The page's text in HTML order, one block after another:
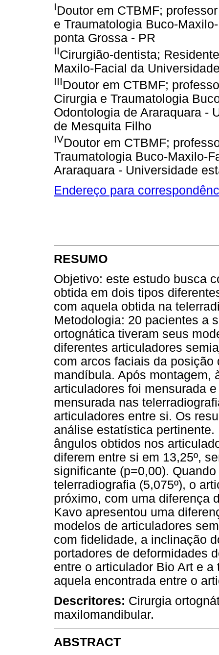
IDoutor em CTBMF;
e Traumatologia Buco-
ponta Grossa - PR
IICirurgião-dentista;
Maxilo-Facial da
IIIDoutor em CTBMF;
Cirurgia e Traumatologia
Odontologia de Araraquara -
de Mesquita Filho
IVDoutor em CTBMF;
Traumatologia Buco-Maxilo-
Araraquara - Universidade
Endereço para
RESUMO
Objetivo: este estudo busca
obtida em dois tipos
com aquela obtida na
Metodologia: 20 pacientes a
ortognática tiveram seus
diferentes articuladores
com arcos faciais da
mandíbula. Após montagem,
articuladores foi mensurada
mensurada nas
articuladores entre si. Os
análise estatística
ângulos obtidos nos
diferem entre si em 13,25º,
significante (p=0,00).
telerradiografia (5,075º), o
próximo, com uma diferença
Kavo apresentou uma
modelos de articuladores
com fidelidade, a inclinação
portadores de deformidades
entre o articulador Bio Art e
aquela encontrada entre o
Descritores: Cirurgia
maxilomandibular.
ABSTRACT